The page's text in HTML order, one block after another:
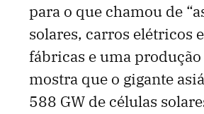
para o que chamou de
solares, carros elétricos
fábricas e uma
mostra que o gigante
588 GW de células